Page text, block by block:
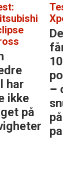
har
ikke
på
–